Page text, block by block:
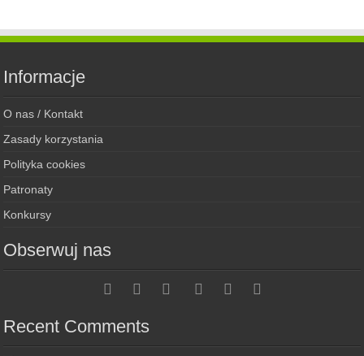
Informacje
O nas / Kontakt
Zasady korzystania
Polityka cookies
Patronaty
Konkursy
Obserwuj nas
Recent Comments